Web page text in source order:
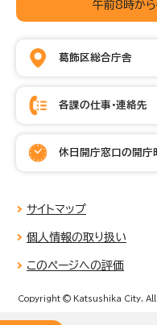
午前8時か
葛飾区総合庁舎
各課の仕事・連絡先
休日開庁窓口の開庁
サイトマップ
個人情報の取り扱い
このページへの評価
Copyright © Katsushika City, All